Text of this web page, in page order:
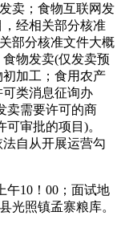
卖；食物互联网发
经相关部分核准
部分核准文件大概
物发卖(仅发卖预
加工；食用农产
类消息征询办
卖需要许可的商
审批的项目)。
自从开展运营勾
10！00；面试地
光照镇孟寨粮库。